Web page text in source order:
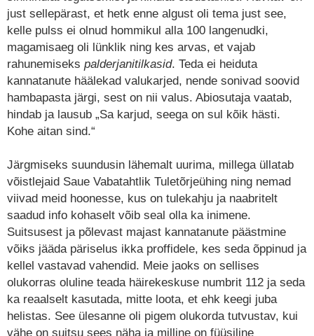
just sellepärast, et hetk enne algust oli tema just see,
kelle pulss ei olnud hommikul alla 100 langenudki,
magamisaeg oli lünklik ning kes arvas, et vajab
rahunemiseks palderjanitilkasid. Teda ei heiduta
kannatanute häälekad valukarjed, nende sonivad soovid
hambapasta järgi, sest on nii valus. Abiosutaja vaatab,
hindab ja lausub „Sa karjud, seega on sul kõik hästi.
Kohe aitan sind.“
Järgmiseks suundusin lähemalt uurima, millega üllatab
võistlejaid Saue Vabatahtlik Tuletõrjeühing ning nemad
viivad meid hoonesse, kus on tulekahju ja naabritelt
saadud info kohaselt võib seal olla ka inimene.
Suitsusest ja põlevast majast kannatanute päästmine
võiks jääda päriselus ikka proffidele, kes seda õppinud ja
kellel vastavad vahendid. Meie jaoks on sellises
olukorras oluline teada häirekeskuse numbrit 112 ja seda
ka reaalselt kasutada, mitte loota, et ehk keegi juba
helistas. See ülesanne oli pigem olukorda tutvustav, kui
vähe on suitsu sees näha ja milline on füüsiline